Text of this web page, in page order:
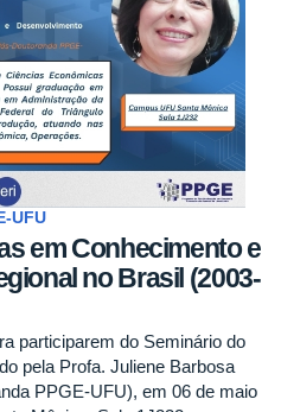
UFU
em Conhecimento e
no Brasil (2003-
participarem do Seminário do
pela Profa. Juliene Barbosa
PPGE-UFU), em 06 de maio